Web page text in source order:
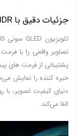
جزئیات دقیق با HDR
دنیای کیفیت تصویر، با
القا می‌کند.